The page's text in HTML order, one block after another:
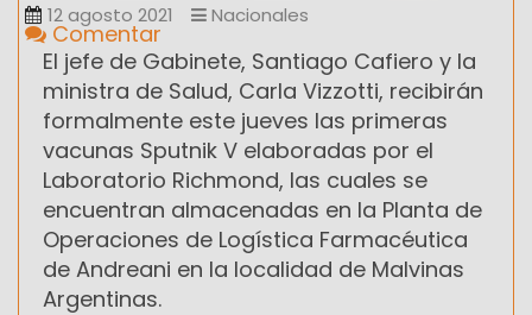
12 agosto 2021 Nacionales
Comentar
El jefe de Gabinete, Santiago Cafiero y la
ministra de Salud, Carla Vizzotti, recibirán
formalmente este jueves las primeras
vacunas Sputnik V elaboradas por el
Laboratorio Richmond, las cuales se
encuentran almacenadas en la Planta de
Operaciones de Logística Farmacéutica
de Andreani en la localidad de Malvinas
Argentinas.